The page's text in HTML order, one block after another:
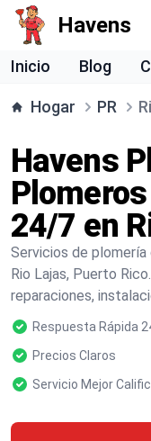
Havens
Inicio Blog
Hogar PR
Havens
24/7 en
Servicios de
Rio Lajas, Puerto
reparaciones,
Respuesta Rápida
Precios Claros
Servicio Mejor